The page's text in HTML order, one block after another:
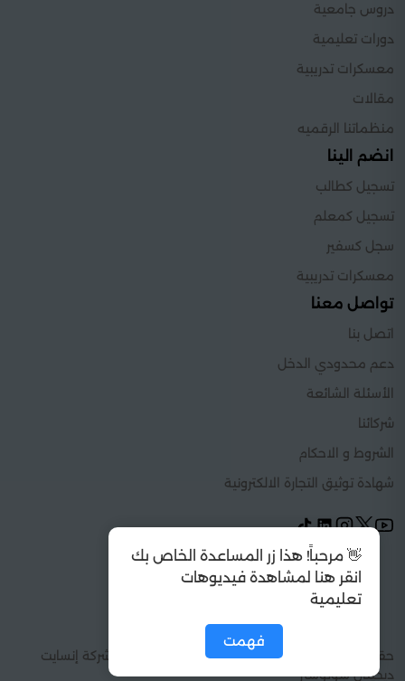
👋 مرحباً! هذا زر المساعدة الخاص بك
انقر هنا لمشاهدة فيديوهات
تعليمية
فهمت
دروس جامعية
دورات تعليمية
معسكرات تدريبية
مقالات
منظماتنا الرقميه
انضم الينا
تسجيل كطالب
تسجيل كمعلم
سجل كسفير
معسكرات تدريبية
تواصل معنا
اتصل بنا
دعم محدودي الدخل
الأسئلة الشائعة
شركائنا
الشروط و الاحكام
شهادة توثيق التجارة الالكترونية
حقوق الطبع والنشر 2026 © كل الحقوق محفوظة شركة إنسايت
ديجيتال سولوشنز